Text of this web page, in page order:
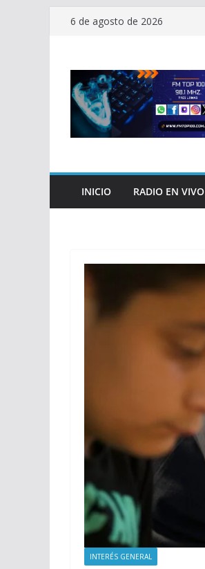
Saltar6 de agosto de 2026
INICIO RADIO EN VIVO
INTERÉS GENERAL